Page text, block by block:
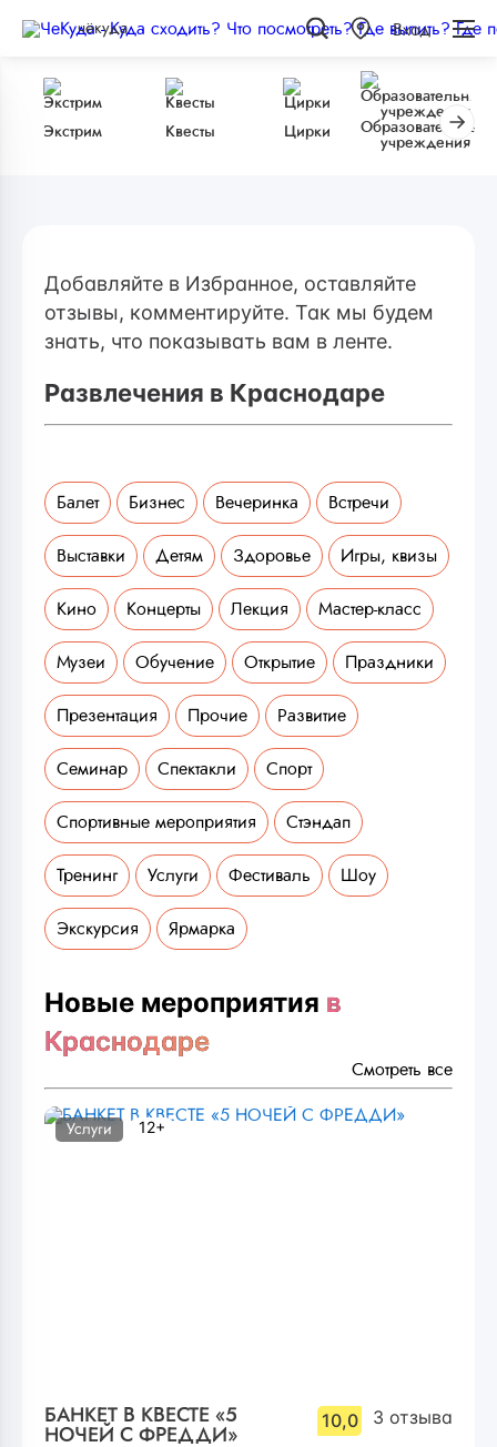
чёкуда Вход
Экстрим Квесты Цирки
Образовательные
учреждения
Добавляйте в Избранное, оставляйте
отзывы, комментируйте. Так мы будем
знать, что показывать вам в ленте.
Развлечения в Краснодаре
Балет Бизнес Вечеринка Встречи
Выставки Детям Здоровье Игры, квизы
Кино Концерты Лекция Мастер-класс
Музеи Обучение Открытие Праздники
Презентация Прочие Развитие
Семинар Спектакли Спорт
Спортивные мероприятия Стэндап
Тренинг Услуги Фестиваль Шоу
Экскурсия Ярмарка
Новые мероприятия в
Краснодаре
Смотреть все
БАНКЕТ В КВЕСТЕ «5
НОЧЕЙ С ФРЕДДИ»
10,0 3 отзыва
Услуги 12+